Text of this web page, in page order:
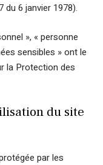
du 6 janvier 1978).
», « personne
sensibles » ont le
la Protection des
du site
par les